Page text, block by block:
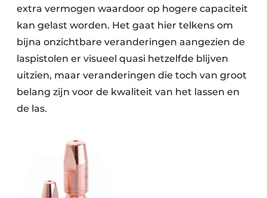
extra vermogen waardoor op hogere capaciteit
kan gelast worden. Het gaat hier telkens om
bijna onzichtbare veranderingen aangezien de
las­pistolen er visueel quasi hetzelfde blijven
uitzien, maar veranderingen die toch van groot
belang zijn voor de kwaliteit van het lassen en
de las.